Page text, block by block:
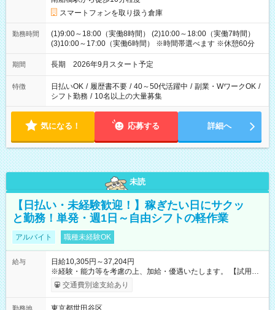
スマートフォンを取り扱う倉庫
勤務時間
(1)9:00～18:00（実働8時間） (2)10:00～18:00（実働7時間）
(3)10:00～17:00（実働6時間） ※時間帯選べます ※休憩60分
期間 長期 2026年9月スタート予定
特徴 日払いOK / 履歴書不要 / 40～50代活躍中 / 副業・WワークOK /
シフト勤務 / 10名以上の大量募集
気になる！ 応募する 詳細へ
未読
【日払い・未経験歓迎！】稼ぎたい日にサクッ
と勤務！単発・週1日～自由シフトの軽作業
アルバイト 職種未経験OK
給与
日給10,305円～37,204円
※経験・能力等を考慮の上、加給・優遇いたします。 【試用期
間】試用期間なし
交通費別途支給あり
勤務地 東京都世田谷区